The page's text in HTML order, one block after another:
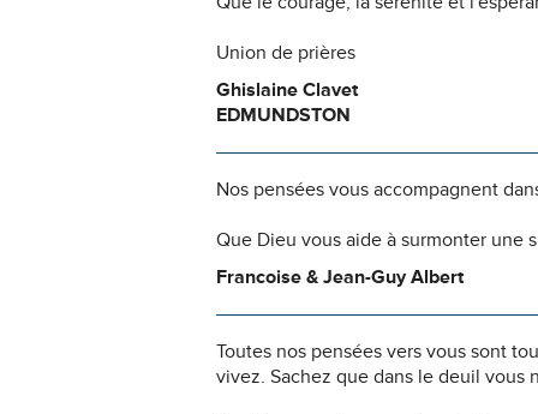
Union de prières
Ghislaine Clavet
EDMUNDSTON
Nos pensées vous accompagnent
Que Dieu vous aide à surmonter une
Francoise & Jean-Guy Albert
Toutes nos pensées vers vous sont
vivez. Sachez que dans le deuil vous